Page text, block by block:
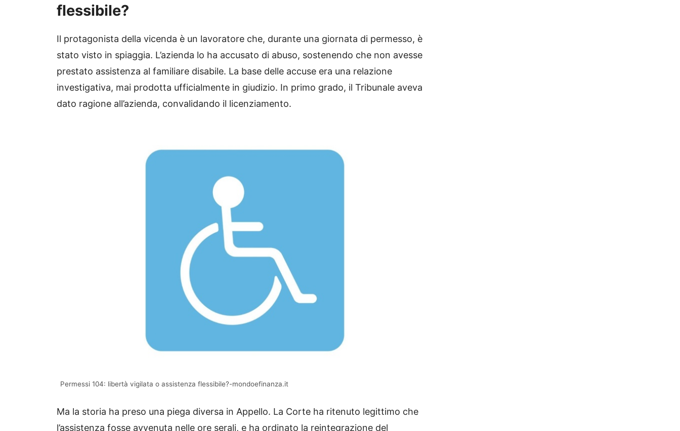
flessibile?
Il protagonista della vicenda è un lavoratore che, durante una giornata di permesso, è
stato visto in spiaggia. L’azienda lo ha accusato di abuso, sostenendo che non avesse
prestato assistenza al familiare disabile. La base delle accuse era una relazione
investigativa, mai prodotta ufficialmente in giudizio. In primo grado, il Tribunale aveva
dato ragione all’azienda, convalidando il licenziamento.
Permessi 104: libertà vigilata o assistenza flessibile?-mondoefinanza.it
Ma la storia ha preso una piega diversa in Appello. La Corte ha ritenuto legittimo che
l’assistenza fosse avvenuta nelle ore serali, e ha ordinato la reintegrazione del